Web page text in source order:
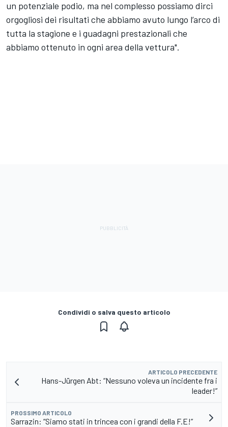
un potenziale podio, ma nel complesso possiamo dirci
orgogliosi dei risultati che abbiamo avuto lungo l’arco di
tutta la stagione e i guadagni prestazionali che
abbiamo ottenuto in ogni area della vettura".
Condividi o salva questo articolo
ARTICOLO PRECEDENTE
Hans-Jürgen Abt: “Nessuno voleva un incidente fra i
leader!”
PROSSIMO ARTICOLO
Sarrazin: “Siamo stati in trincea con i grandi della F.E!”